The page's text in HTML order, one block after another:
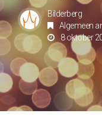
Bilderberg
Algemeen
8 oktober